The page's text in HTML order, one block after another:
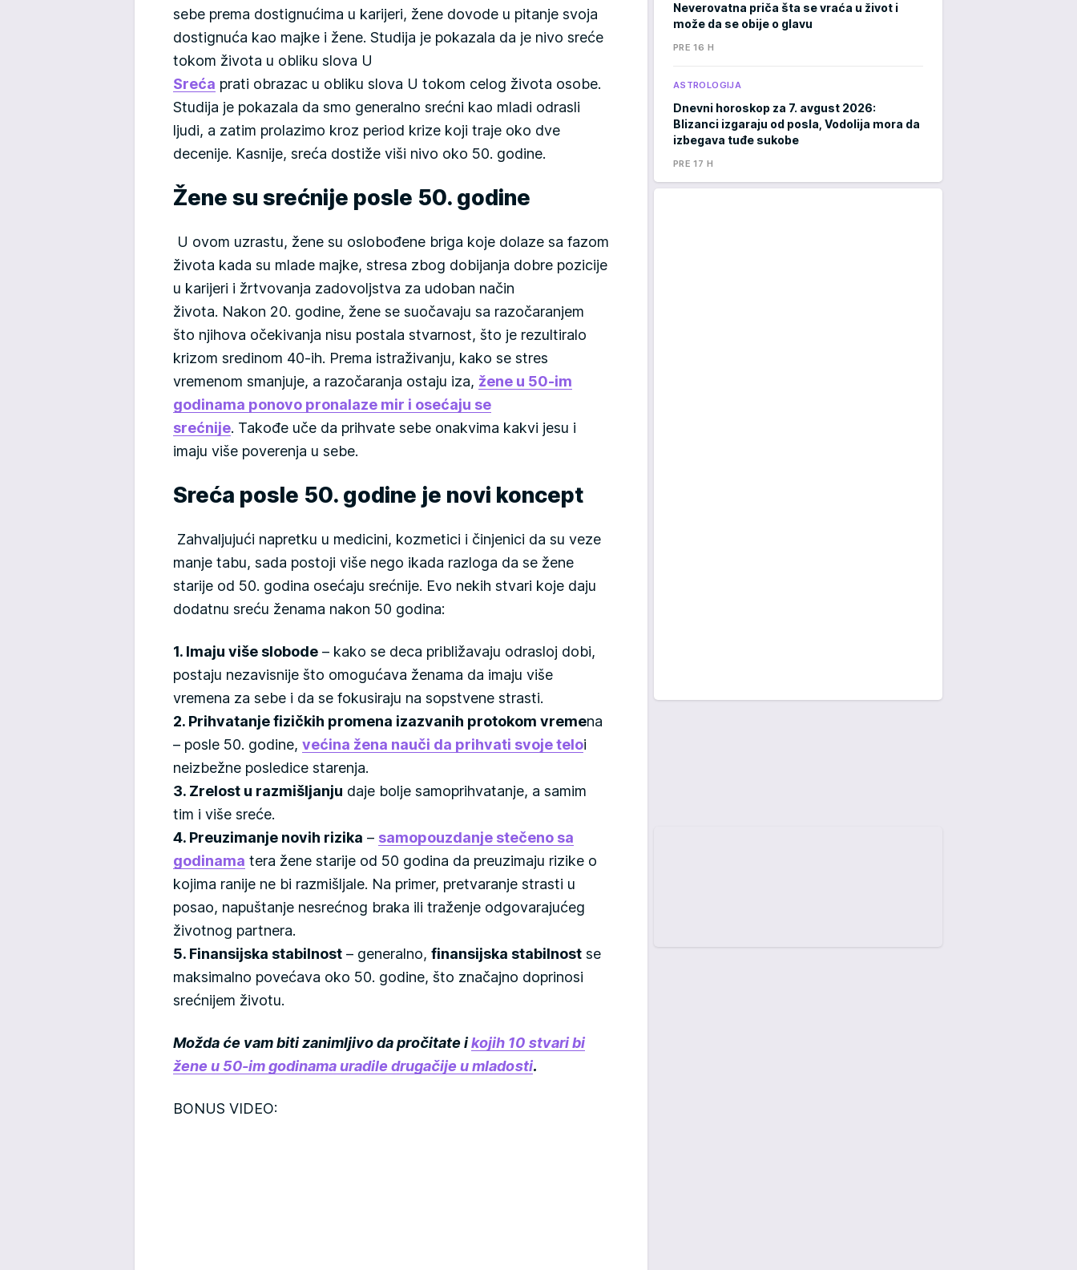
sebe prema dostignućima u karijeri, žene dovode u pitanje svoja
dostignuća kao majke i žene. Studija je pokazala da je nivo sreće
tokom života u obliku slova U
Sreća prati obrazac u obliku slova U tokom celog života osobe.
Studija je pokazala da smo generalno srećni kao mladi odrasli
ljudi, a zatim prolazimo kroz period krize koji traje oko dve
decenije. Kasnije, sreća dostiže viši nivo oko 50. godine.
Žene su srećnije posle 50. godine
U ovom uzrastu, žene su oslobođene briga koje dolaze sa fazom
života kada su mlade majke, stresa zbog dobijanja dobre pozicije
u karijeri i žrtvovanja zadovoljstva za udoban način
života. Nakon 20. godine, žene se suočavaju sa razočaranjem
što njihova očekivanja nisu postala stvarnost, što je rezultiralo
krizom sredinom 40-ih. Prema istraživanju, kako se stres
vremenom smanjuje, a razočaranja ostaju iza, žene u 50-im
godinama ponovo pronalaze mir i osećaju se
srećnije. Takođe uče da prihvate sebe onakvima kakvi jesu i
imaju više poverenja u sebe.
Sreća posle 50. godine je novi koncept
Zahvaljujući napretku u medicini, kozmetici i činjenici da su veze
manje tabu, sada postoji više nego ikada razloga da se žene
starije od 50. godina osećaju srećnije. Evo nekih stvari koje daju
dodatnu sreću ženama nakon 50 godina:
1. Imaju više slobode – kako se deca približavaju odrasloj dobi,
postaju nezavisnije što omogućava ženama da imaju više
vremena za sebe i da se fokusiraju na sopstvene strasti.
2. Prihvatanje fizičkih promena izazvanih protokom vremena
– posle 50. godine, većina žena nauči da prihvati svoje teloi
neizbežne posledice starenja.
3. Zrelost u razmišljanju daje bolje samoprihvatanje, a samim
tim i više sreće.
4. Preuzimanje novih rizika – samopouzdanje stečeno sa
godinama tera žene starije od 50 godina da preuzimaju rizike o
kojima ranije ne bi razmišljale. Na primer, pretvaranje strasti u
posao, napuštanje nesrećnog braka ili traženje odgovarajućeg
životnog partnera.
5. Finansijska stabilnost – generalno, finansijska stabilnost se
maksimalno povećava oko 50. godine, što značajno doprinosi
srećnijem životu.
Možda će vam biti zanimljivo da pročitate ikojih 10 stvari bi
žene u 50-im godinama uradile drugačije u mladosti.
BONUS VIDEO:
Neverovatna priča šta se vraća u život i
može da se obije o glavu
PRE 16 H
ASTROLOGIJA
Dnevni horoskop za 7. avgust 2026:
Blizanci izgaraju od posla, Vodolija mora da
izbegava tuđe sukobe
PRE 17 H